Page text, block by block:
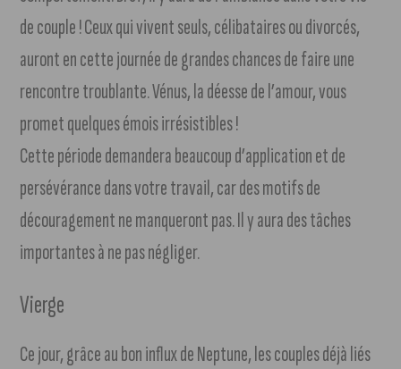
de couple ! Ceux qui vivent seuls, célibataires ou divorcés,
auront en cette journée de grandes chances de faire une
rencontre troublante. Vénus, la déesse de l’amour, vous
promet quelques émois irrésistibles !
Cette période demandera beaucoup d’application et de
persévérance dans votre travail, car des motifs de
découragement ne manqueront pas. Il y aura des tâches
importantes à ne pas négliger.
Vierge
Ce jour, grâce au bon influx de Neptune, les couples déjà liés